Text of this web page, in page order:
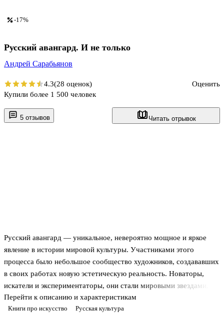
5 отзывов Читать отрывок
Книги про искусство Русская культура
Русский авангард — уникальное, невероятно мощное и яркое
явление в истории мировой культуры. Участниками этого
процесса было небольшое сообщество художников, создававших
в своих работах новую эстетическую реальность. Новаторы,
искатели и экспериментаторы, они стали мировыми звездами,
оставившими неоспоримый след в истории искусства. Среди них
Казимир Малевич, Михаил Ларионов, Наталья Гончарова,
Перейти к описанию и характеристикам
-17%
Русский авангард. И не только
Андрей Сарабьянов
4.3(28 оценок)
Оценить
Купили более 1 500 человек